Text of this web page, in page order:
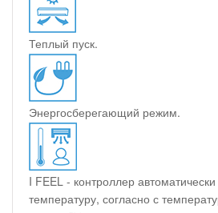
Теплый пуск.
Энергосберегающий режим.
I FEEL - контроллер
температуру, согласно с